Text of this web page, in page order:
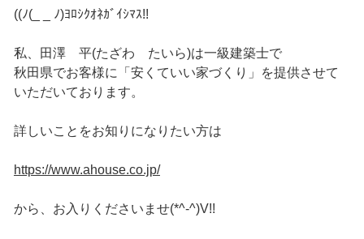
((ﾉ(_ _ ﾉ)ﾖﾛｼｸｵﾈｶﾞｲｼﾏｽ!!
私、田澤 平(たざわ たいら)は一級建築士で
秋田県でお客様に「安くていい家づくり」を提供させて
いただいております。
詳しいことをお知りになりたい方は
https://www.ahouse.co.jp/
から、お入りくださいませ(*^-^)V!!